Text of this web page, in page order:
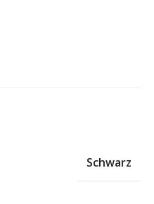
Schwarz